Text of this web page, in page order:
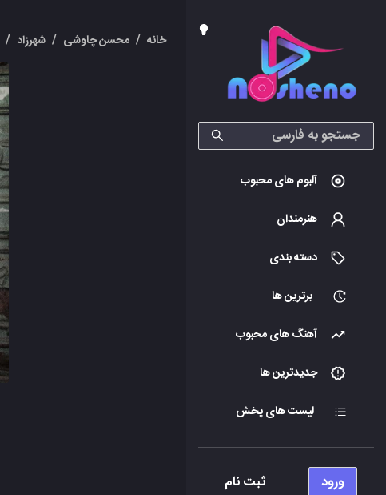
آلبوم های محبوب
هنرمندان
دسته بندی
برترین ها
آهنگ های محبوب
جدیدترین ها
لیست های پخش
ورود ثبت نام
خانه / محسن چاوشی / شهرزاد /